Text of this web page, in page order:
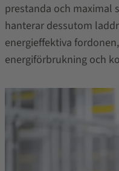
prestanda och maximal
hanterar dessutom
energieffektiva
energiförbrukning och